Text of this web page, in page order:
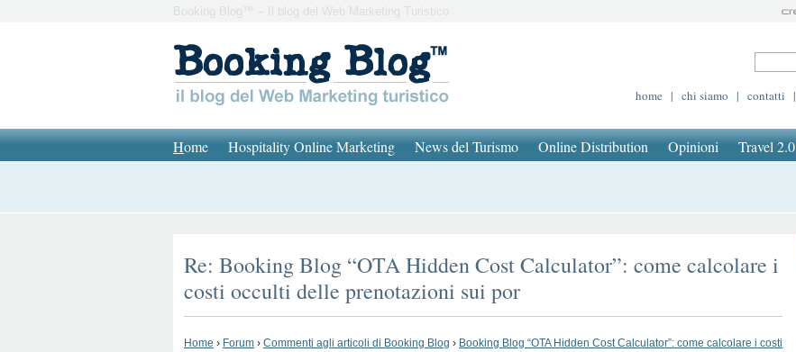
Booking Blog™ – Il blog del Web Marketing Turistico
home | chi siamo | contatti |
Home Hospitality Online Marketing News del Turismo Online Distribution Opinioni Travel 2.0
Re: Booking Blog “OTA Hidden Cost Calculator”: come calcolare i
costi occulti delle prenotazioni sui por
Home › Forum › Commenti agli articoli di Booking Blog › Booking Blog “OTA Hidden Cost Calculator”: come calcolare i costi